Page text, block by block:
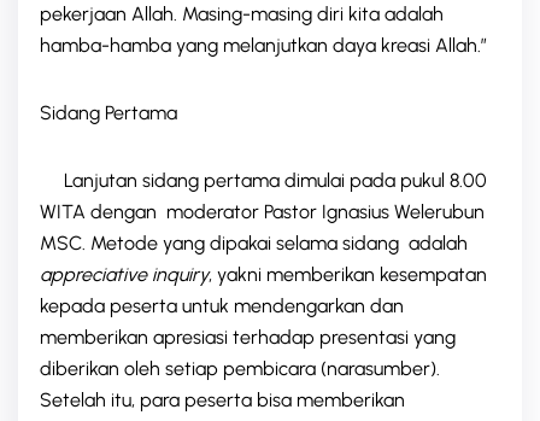
pekerjaan Allah. Masing-masing diri kita adalah
hamba-hamba yang melanjutkan daya kreasi Allah.”
Sidang Pertama
Lanjutan sidang pertama dimulai pada pukul 8.00
WITA dengan moderator Pastor Ignasius Welerubun
MSC. Metode yang dipakai selama sidang adalah
appreciative inquiry, yakni memberikan kesempatan
kepada peserta untuk mendengarkan dan
memberikan apresiasi terhadap presentasi yang
diberikan oleh setiap pembicara (narasumber).
Setelah itu, para peserta bisa memberikan